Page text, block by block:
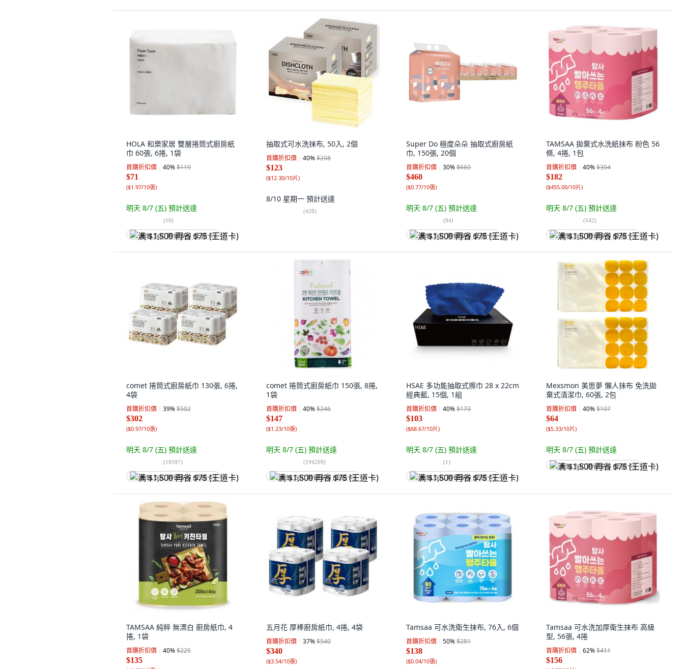
HOLA 和樂家居 雙層捲筒式廚房紙
巾 60張, 6捲, 1袋
首購折扣價 40%$119
$71
($1.97/10張)
明天 8/7 (五) 預計送達
(10)
满 $1,500 再省 $75 (王道卡)
抽取式可水洗抹布, 50入, 2個
首購折扣價 40%$208
$123
($12.30/10片)
8/10 星期一 預計送達
(428)
Super Do 極度朵朵 抽取式廚房紙
巾, 150張, 20個
首購折扣價 30%$660
$460
($0.77/10張)
明天 8/7 (五) 預計送達
(94)
满 $1,500 再省 $75 (王道卡)
TAMSAA 拋棄式水洗紙抹布 粉色 56
條, 4捲, 1包
首購折扣價 40%$304
$182
($455.00/10片)
明天 8/7 (五) 預計送達
(542)
满 $1,500 再省 $75 (王道卡)
comet 捲筒式廚房紙巾 130張, 6捲,
4袋
首購折扣價 39%$502
$302
($0.97/10張)
明天 8/7 (五) 預計送達
(19597)
满 $1,500 再省 $75 (王道卡)
comet 捲筒式廚房紙巾 150張, 8捲,
1袋
首購折扣價 40%$246
$147
($1.23/10張)
明天 8/7 (五) 預計送達
(194209)
满 $1,500 再省 $75 (王道卡)
HSAE 多功能抽取式擦巾 28 x 22cm
經典藍, 15個, 1組
首購折扣價 40%$173
$103
($68.67/10片)
明天 8/7 (五) 預計送達
(1)
满 $1,500 再省 $75 (王道卡)
Mexsmon 美思夢 懶人抹布 免洗拋
棄式清潔巾, 60張, 2包
首購折扣價 40%$107
$64
($5.33/10片)
明天 8/7 (五) 預計送達
满 $1,500 再省 $75 (王道卡)
TAMSAA 純粹 無漂白 廚房紙巾, 4
捲, 1袋
首購折扣價 40%$225
$135
五月花 厚棒廚房紙巾, 4捲, 4袋
首購折扣價 37%$540
$340
($3.54/10張)
Tamsaa 可水洗衛生抹布, 76入, 6個
首購折扣價 50%$281
$138
($0.04/10張)
Tamsaa 可水洗加厚衛生抹布 高級
型, 56張, 4捲
首購折扣價 62%$411
$156